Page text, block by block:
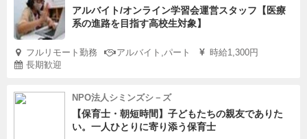
アルバイト/オンライン学習会運営スタッフ【医療
系の進路を目指す高校生対象】
フルリモート勤務 アルバイト,パート
時給1,300円
長期歓迎
NPO法人シミンズシ－ズ
【保育士・朝短時間】子どもたちの親友でありた
い。一人ひとりに寄り添う保育士